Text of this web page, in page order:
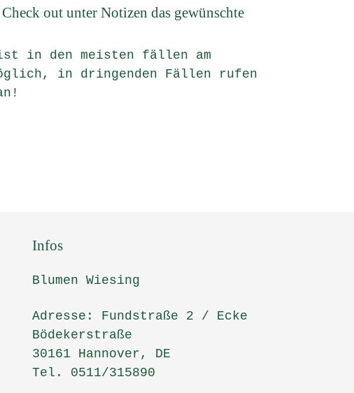
out unter Notizen das gewünschte
in den meisten fällen am
in dringenden Fällen rufen
Infos
Blumen Wiesing
Adresse: Fundstraße 2 / Ecke
Bödekerstraße
30161 Hannover, DE
Tel. 0511/315890